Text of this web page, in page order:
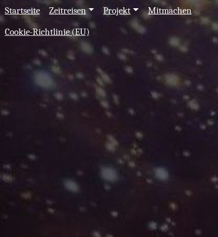
Startseite Zeitreisen Projekt
Mitmachen
Cookie-Richtlinie (EU)